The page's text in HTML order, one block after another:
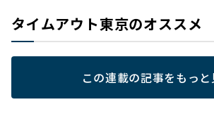
タイムアウト東京のオススメ
この連載の記事をもっと